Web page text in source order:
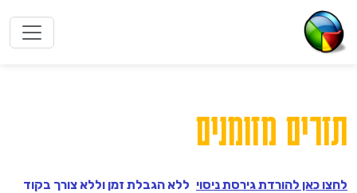
תזרים מזומנים
לחצו כאן להורדת גירסת ניסוי ללא הגבלת זמן וללא צורך בקוד